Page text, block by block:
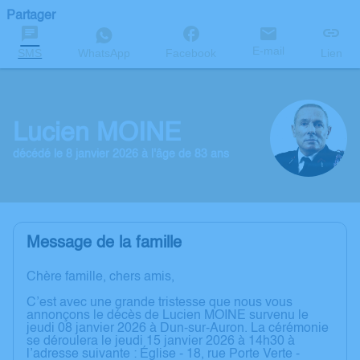
Partager
SMS WhatsApp Facebook E-mail Lien
Lucien MOINE
décédé le 8 janvier 2026 à l'âge de 83 ans
Message de la famille
Chère famille, chers amis,
C’est avec une grande tristesse que nous vous
annonçons le décès de Lucien MOINE survenu le
jeudi 08 janvier 2026 à Dun-sur-Auron. La cérémonie
se déroulera le jeudi 15 janvier 2026 à 14h30 à
l’adresse suivante : Église - 18, rue Porte Verte -